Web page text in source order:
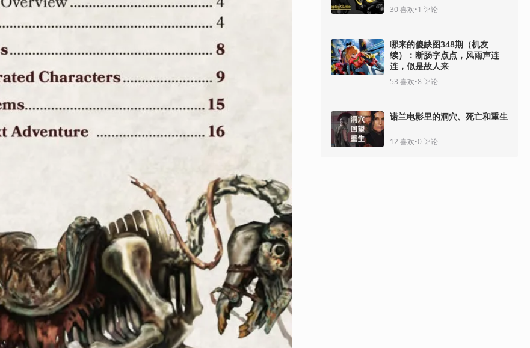
30喜欢•1 评论
哪来的傻缺图348期（机友
续）：断肠字点点，风雨声连
连，似是故人来
53 喜欢•8 评论
诺兰电影里的洞穴、死亡和重生
12 喜欢•0评论